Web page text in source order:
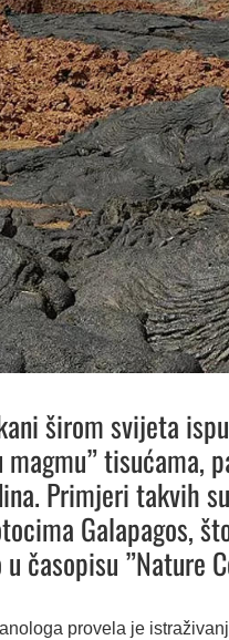
širom svijeta
magmu” tisućama,
Primjeri takvih
Galapagos,
časopisu ”Nature
provela je